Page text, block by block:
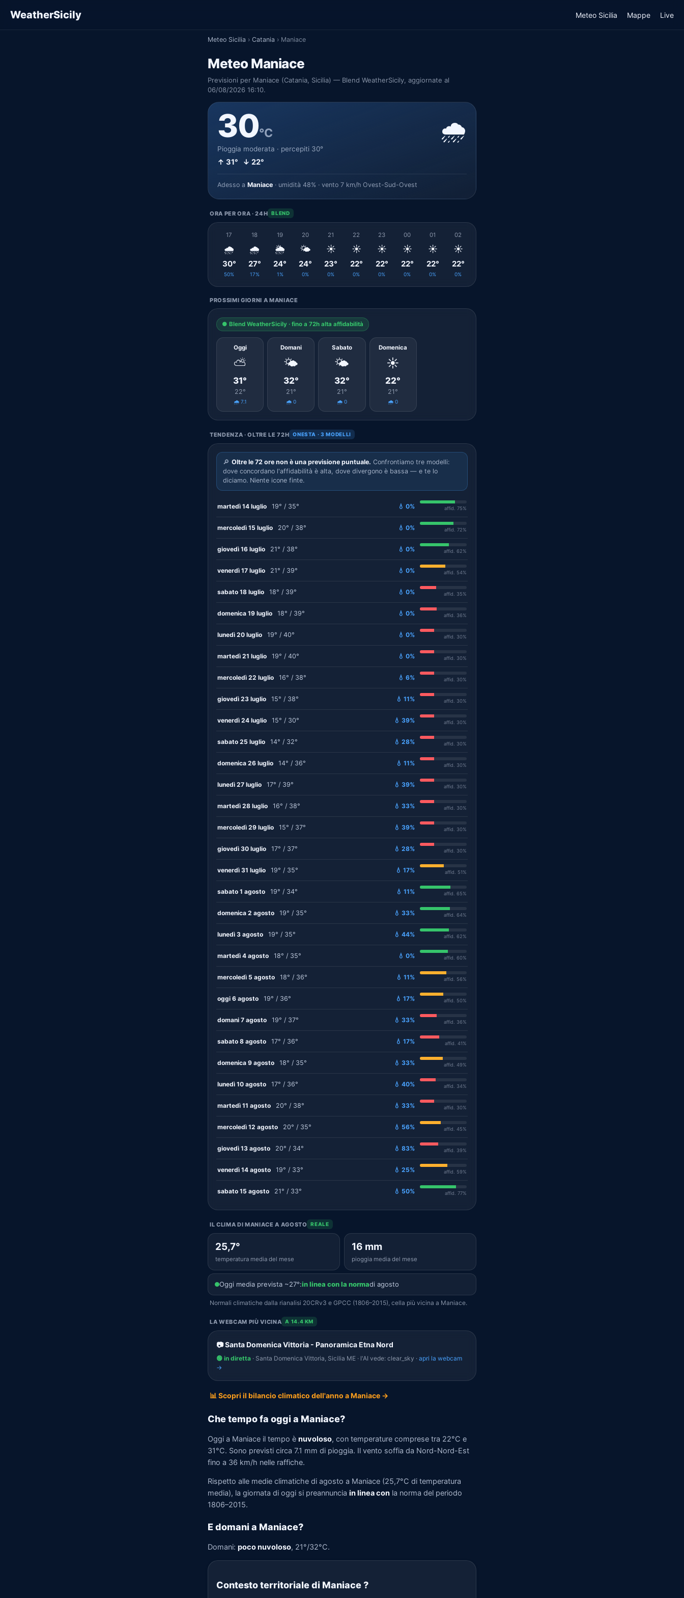
WeatherSicily Meteo Sicilia Mappe Live
Meteo Sicilia › Catania › Maniace
Meteo Maniace
Previsioni per Maniace (Catania, Sicilia) — Blend WeatherSicily, aggiornate al
06/08/2026 16:10.
30°C
Pioggia moderata · percepiti 30°
↑ 31° ↓ 22°
🌧️
Adesso a Maniace · umidità 48% · vento 7 km/h Ovest-Sud-Ovest
ORA PER ORA · 24H BLEND
17
🌧️
30°
50%
18
🌧️
27°
17%
19
🌦️
24°
1%
20
🌤️
24°
0%
21
☀️
23°
0%
22
☀️
22°
0%
23
☀️
22°
0%
00
☀️
22°
0%
01
☀️
22°
0%
02
☀️
22°
0%
PROSSIMI GIORNI A MANIACE
● Blend WeatherSicily · fino a 72h alta affidabilità
Oggi
⛅
31°
22°
🌧️ 7.1
Domani
🌤️
32°
21°
🌧️ 0
Sabato
🌤️
32°
21°
🌧️ 0
Domenica
☀️
22°
21°
🌧️ 0
TENDENZA · OLTRE LE 72H ONESTA · 3 MODELLI
🔎 Oltre le 72 ore non è una previsione puntuale. Confrontiamo tre modelli:
dove concordano l'affidabilità è alta, dove divergono è bassa — e te lo
diciamo. Niente icone finte.
martedì 14 luglio 19° / 35° 💧 0% affid. 75%
mercoledì 15 luglio 20° / 38° 💧 0% affid. 72%
giovedì 16 luglio 21° / 38° 💧 0% affid. 62%
venerdì 17 luglio 21° / 39° 💧 0% affid. 54%
sabato 18 luglio 18° / 39° 💧 0% affid. 35%
domenica 19 luglio 18° / 39° 💧 0% affid. 36%
lunedì 20 luglio 19° / 40° 💧 0% affid. 30%
martedì 21 luglio 19° / 40° 💧 0% affid. 30%
mercoledì 22 luglio 16° / 38° 💧 6% affid. 30%
giovedì 23 luglio 15° / 38° 💧 11% affid. 30%
venerdì 24 luglio 15° / 30° 💧 39% affid. 30%
sabato 25 luglio 14° / 32° 💧 28% affid. 30%
domenica 26 luglio 14° / 36° 💧 11% affid. 30%
lunedì 27 luglio 17° / 39° 💧 39% affid. 30%
martedì 28 luglio 16° / 38° 💧 33% affid. 30%
mercoledì 29 luglio 15° / 37° 💧 39% affid. 30%
giovedì 30 luglio 17° / 37° 💧 28% affid. 30%
venerdì 31 luglio 19° / 35° 💧 17% affid. 51%
sabato 1 agosto 19° / 34° 💧 11% affid. 65%
domenica 2 agosto 19° / 35° 💧 33% affid. 64%
lunedì 3 agosto 19° / 35° 💧 44% affid. 62%
martedì 4 agosto 18° / 35° 💧 0% affid. 60%
mercoledì 5 agosto 18° / 36° 💧 11% affid. 56%
oggi 6 agosto 19° / 36° 💧 17% affid. 50%
domani 7 agosto 19° / 37° 💧 33% affid. 36%
sabato 8 agosto 17° / 36° 💧 17% affid. 41%
domenica 9 agosto 18° / 35° 💧 33% affid. 49%
lunedì 10 agosto 17° / 36° 💧 40% affid. 34%
martedì 11 agosto 20° / 38° 💧 33% affid. 30%
mercoledì 12 agosto 20° / 35° 💧 56% affid. 45%
giovedì 13 agosto 20° / 34° 💧 83% affid. 39%
venerdì 14 agosto 19° / 33° 💧 25% affid. 59%
sabato 15 agosto 21° / 33° 💧 50% affid. 77%
IL CLIMA DI MANIACE A AGOSTO REALE
25,7°
temperatura media del mese
16 mm
pioggia media del mese
Oggi media prevista ~27°:in linea con la normadi agosto
Normali climatiche dalla rianalisi 20CRv3 e GPCC (1806–2015), cella più vicina a Maniace.
LA WEBCAM PIÙ VICINA A 14.4 KM
📷 Santa Domenica Vittoria - Panoramica Etna Nord
🟢 in diretta · Santa Domenica Vittoria, Sicilia ME · l'AI vede: clear_sky · apri la webcam
→
📊 Scopri il bilancio climatico dell'anno a Maniace →
Che tempo fa oggi a Maniace?
Oggi a Maniace il tempo è nuvoloso, con temperature comprese tra 22°C e
31°C. Sono previsti circa 7.1 mm di pioggia. Il vento soffia da Nord-Nord-Est
fino a 36 km/h nelle raffiche.
Rispetto alle medie climatiche di agosto a Maniace (25,7°C di temperatura
media), la giornata di oggi si preannuncia in linea con la norma del periodo
1806–2015.
E domani a Maniace?
Domani: poco nuvoloso, 21°/32°C.
Contesto territoriale di Maniace?